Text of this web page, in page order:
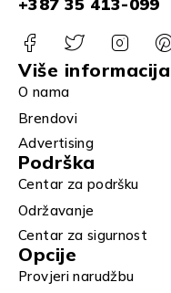
+387 35 413-099
Više informacija
O nama
Brendovi
Advertising
Podrška
Centar za podršku
Održavanje
Centar za sigurnost
Opcije
Provjeri narudžbu